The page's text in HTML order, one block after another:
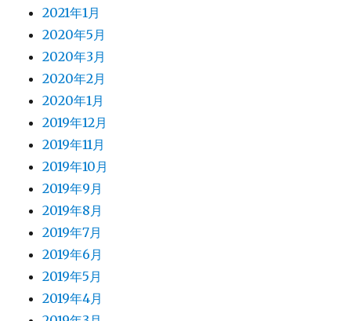
2021年1月
2020年5月
2020年3月
2020年2月
2020年1月
2019年12月
2019年11月
2019年10月
2019年9月
2019年8月
2019年7月
2019年6月
2019年5月
2019年4月